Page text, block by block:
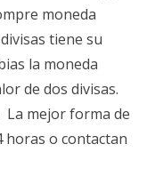
moneda
tiene su
la moneda
de dos divisas.
La mejor forma de
horas o contactan